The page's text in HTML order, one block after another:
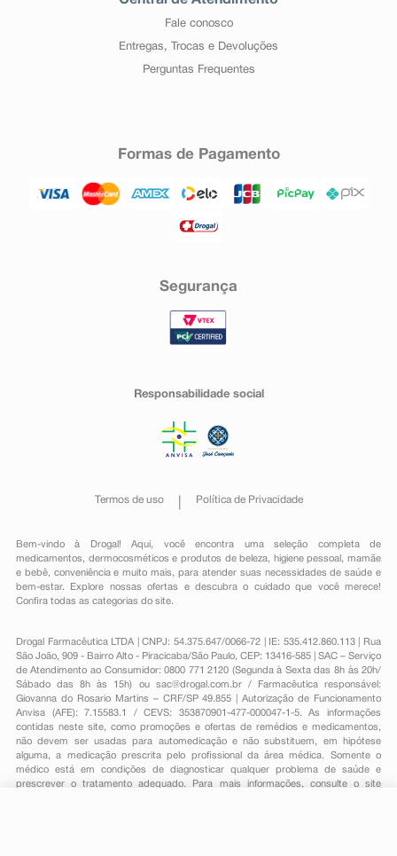
Fale conosco
Entregas, Trocas e Devoluções
Perguntas Frequentes
Formas de Pagamento
Segurança
Responsabilidade social
Termos de uso Política de Privacidade
Bem-vindo à Drogal! Aqui, você encontra uma seleção completa de
medicamentos , dermocosméticos e produtos de beleza, higiene pessoal ,mamãe
e bebê, conveniênciae muito mais, para atender suas necessidades de saúde e
bem-estar. Explore nossas ofertas e descubra o cuidado que você merece!
Confira todas as categorias do site.
Drogal Farmacêutica LTDA | CNPJ: 54.375.647/0066-72 | IE: 535.412.860.113 | Rua
São João, 909 - Bairro Alto - Piracicaba/São Paulo, CEP: 13416-585 | SAC – Serviço
de Atendimento ao Consumidor: 0800 771 2120 (Segunda à Sexta das 8h às 20h/
Sábado das 8h às 15h) ou sac@drogal.com.br/ Farmacêutica responsável:
Giovanna do Rosario Martins – CRF/SP 49.855 | Autorização de Funcionamento
Anvisa (AFE): 7.15583.1 / CEVS: 353870901-477-000047-1-5. As informações
contidas neste site, como promoções e ofertas de remédios e medicamentos,
não devem ser usadas para automedicação e não substituem, em hipótese
alguma, a medicação prescrita pelo profissional da área médica. Somente o
médico está em condições de diagnosticar qualquer problema de saúde e
prescrever o tratamento adequado. Para mais informações, consulte o site